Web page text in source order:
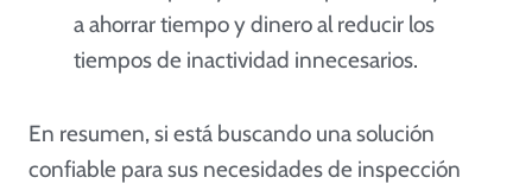
a ahorrar tiempo y dinero al reducir los
tiempos de inactividad innecesarios.
En resumen, si está buscando una solución
confiable para sus necesidades de inspección